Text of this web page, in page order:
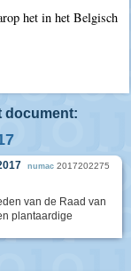
het in het Belgisch
document:
numac 2017202275
van de Raad van
plantaardige